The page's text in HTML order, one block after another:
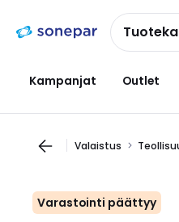
navigointiinsisältöön
Kampanjat Outlet
Valaistus
Varastointi päättyy